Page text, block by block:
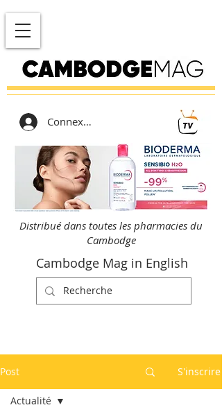
Connexion
Distribué dans toutes les pharmacies du
Cambodge
Cambodge Mag in English
Post S'inscrire
Actualité